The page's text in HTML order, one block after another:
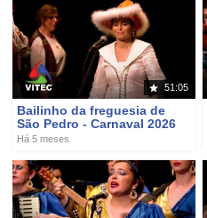
51:05
Bailinho da freguesia de
São Pedro - Carnaval 2026
Há 5 meses